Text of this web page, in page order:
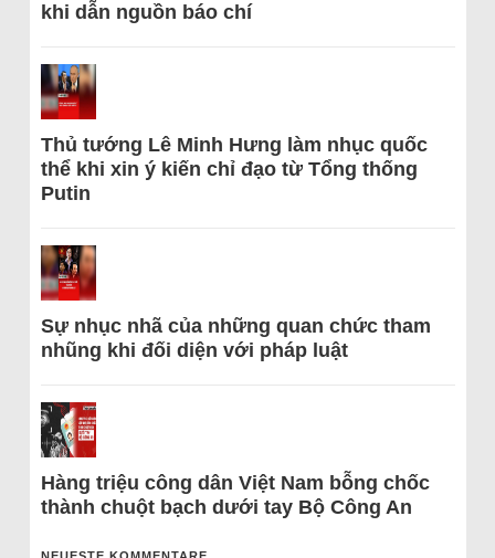
khi dẫn nguồn báo chí
Thủ tướng Lê Minh Hưng làm nhục quốc
thể khi xin ý kiến chỉ đạo từ Tổng thống
Putin
Sự nhục nhã của những quan chức tham
nhũng khi đối diện với pháp luật
Hàng triệu công dân Việt Nam bỗng chốc
thành chuột bạch dưới tay Bộ Công An